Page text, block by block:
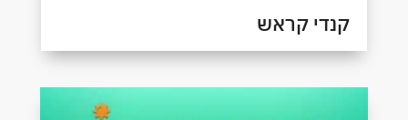
קנדי קראש